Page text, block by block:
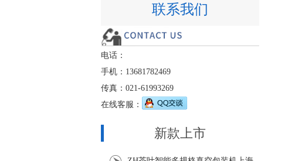
联系我们
电话：
手机：13681782469
传真：021-61993269
在线客服：
新款上市